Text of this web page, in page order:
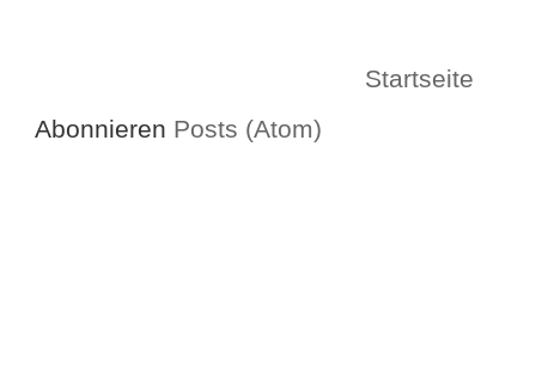
Startseite
Abonnieren Posts (Atom)